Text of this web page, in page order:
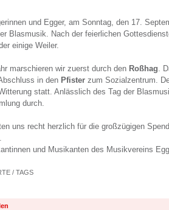
und Egger, am Sonntag, den 17.
Blasmusik. Nach der feierlichen
einige Weiler.
marschieren wir zuerst durch den Roßhag.
in den Pfister zum Sozialzentrum.
statt. Anlässlich des Tag der
durch.
uns recht herzlich für die großzügigen
und Musikanten des Musikvereins Egg
/ TAGS